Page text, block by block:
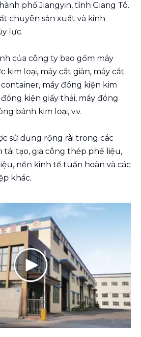
phố Jiangyin, tỉnh Giang Tô.
chuyên sản xuất và kinh
lực.
của công ty bao gồm máy
kim loại, máy cắt giàn, máy cắt
container, máy đóng kiện kim
kiện giấy thải, máy đóng
bánh kim loại, v.v.
sử dụng rộng rãi trong các
tạo, gia công thép phế liệu,
nền kinh tế tuần hoàn và các
khác.